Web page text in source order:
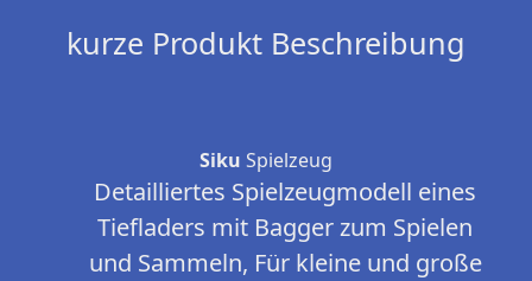
kurze Produkt Beschreibung
Siku Spielzeug
Detailliertes Spielzeugmodell eines
Tiefladers mit Bagger zum Spielen
und Sammeln, Für kleine und große